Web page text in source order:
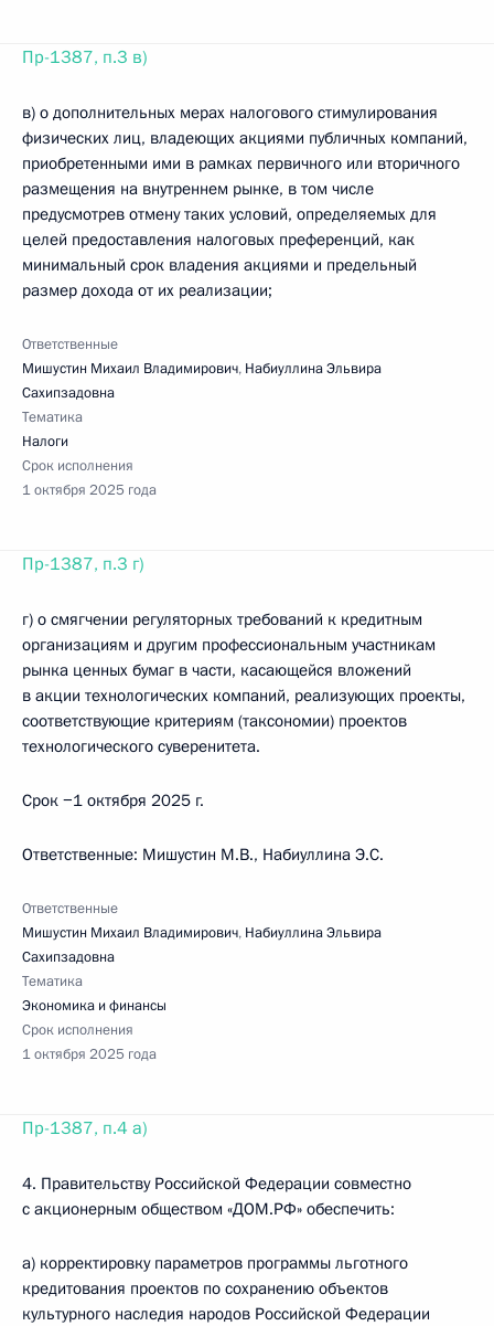
Пр-1387, п.3 в)
в) о дополнительных мерах налогового стимулирования
физических лиц, владеющих акциями публичных компаний,
приобретенными ими в рамках первичного или вторичного
размещения на внутреннем рынке, в том числе
предусмотрев отмену таких условий, определяемых для
целей предоставления налоговых преференций, как
минимальный срок владения акциями и предельный
размер дохода от их реализации;
Ответственные
Мишустин Михаил Владимирович, Набиуллина Эльвира
Сахипзадовна
Тематика
Налоги
Срок исполнения
1 октября 2025 года
Пр-1387, п.3 г)
г) о смягчении регуляторных требований к кредитным
организациям и другим профессиональным участникам
рынка ценных бумаг в части, касающейся вложений
в акции технологических компаний, реализующих проекты,
соответствующие критериям (таксономии) проектов
технологического суверенитета.
Срок −1 октября 2025 г.
Ответственные: Мишустин М.В., Набиуллина Э.С.
Ответственные
Мишустин Михаил Владимирович, Набиуллина Эльвира
Сахипзадовна
Тематика
Экономика и финансы
Срок исполнения
1 октября 2025 года
Пр-1387, п.4 а)
4. Правительству Российской Федерации совместно
с акционерным обществом «ДОМ.РФ» обеспечить:
а) корректировку параметров программы льготного
кредитования проектов по сохранению объектов
культурного наследия народов Российской Федерации